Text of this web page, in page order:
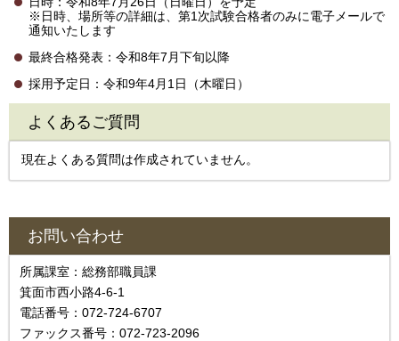
※日時、場所等の詳細は、第1次試験合格者のみに電子メールで
通知いたします
最終合格発表：令和8年7月下旬以降
採用予定日：令和9年4月1日（木曜日）
よくあるご質問
現在よくある質問は作成されていません。
お問い合わせ
所属課室：総務部職員課
箕面市西小路4‐6‐1
電話番号：072-724-6707
ファックス番号：072-723-2096